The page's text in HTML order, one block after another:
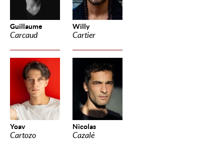
Guillaume
Carcaud
Willy
Cartier
Yoav
Cartozo
Nicolas
Cazalé